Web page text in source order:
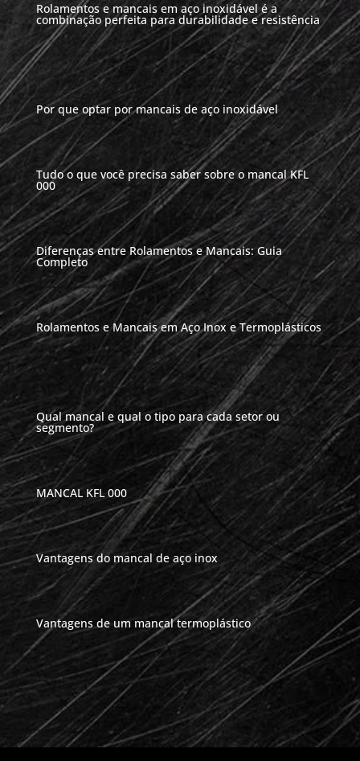
Rolamentos e mancais em aço inoxidável é a
combinação perfeita para durabilidade e resistência
Por que optar por mancais de aço inoxidável
Tudo o que você precisa saber sobre o mancal KFL
000
Diferenças entre Rolamentos e Mancais: Guia
Completo
Rolamentos e Mancais em Aço Inox e Termoplásticos
Qual mancal e qual o tipo para cada setor ou
segmento?
MANCAL KFL 000
Vantagens do mancal de aço inox
Vantagens de um mancal termoplástico